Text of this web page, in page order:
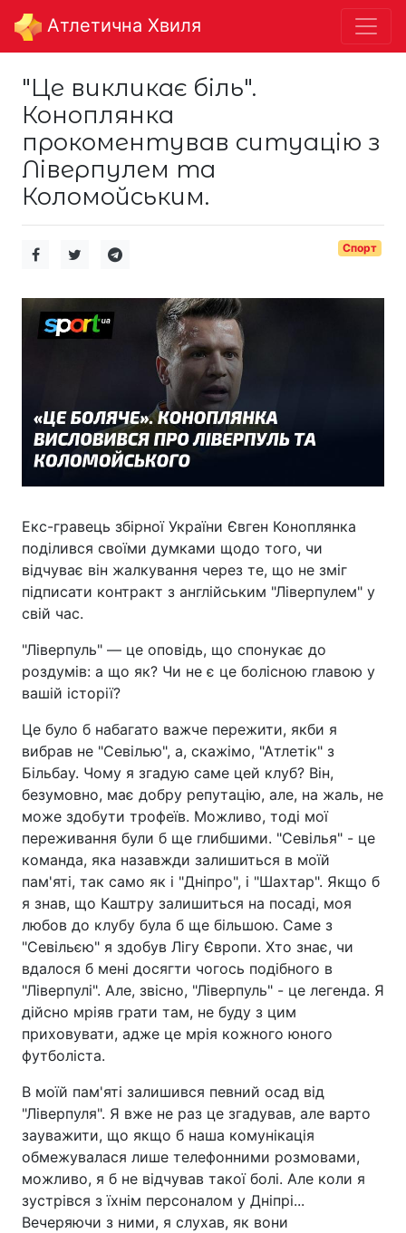
Aтлетична Хвиля
"Це викликає біль".
Коноплянка
прокоментував ситуацію з
Ліверпулем та
Коломойським.
Спорт
Екс-гравець збірної України Євген Коноплянка
поділився своїми думками щодо того, чи
відчуває він жалкування через те, що не зміг
підписати контракт з англійським "Ліверпулем" у
свій час.
"Ліверпуль" — це оповідь, що спонукає до
роздумів: а що як? Чи не є це болісною главою у
вашій історії?
Це було б набагато важче пережити, якби я
вибрав не "Севілью", а, скажімо, "Атлетік" з
Більбау. Чому я згадую саме цей клуб? Він,
безумовно, має добру репутацію, але, на жаль, не
може здобути трофеїв. Можливо, тоді мої
переживання були б ще глибшими. "Севілья" - це
команда, яка назавжди залишиться в моїй
пам'яті, так само як і "Дніпро", і "Шахтар". Якщо б
я знав, що Каштру залишиться на посаді, моя
любов до клубу була б ще більшою. Саме з
"Севільєю" я здобув Лігу Європи. Хто знає, чи
вдалося б мені досягти чогось подібного в
"Ліверпулі". Але, звісно, "Ліверпуль" - це легенда. Я
дійсно мріяв грати там, не буду з цим
приховувати, адже це мрія кожного юного
футболіста.
В моїй пам'яті залишився певний осад від
"Ліверпуля". Я вже не раз це згадував, але варто
зауважити, що якщо б наша комунікація
обмежувалася лише телефонними розмовами,
можливо, я б не відчував такої болі. Але коли я
зустрівся з їхнім персоналом у Дніпрі...
Вечеряючи з ними, я слухав, як вони